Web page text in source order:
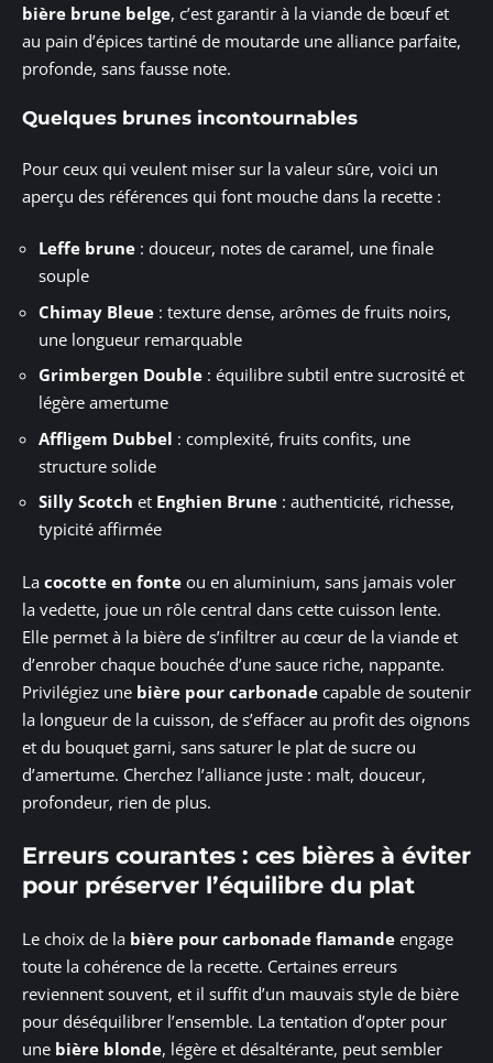
bière brune belge, c’est garantir à la viande de bœuf et
au pain d’épices tartiné de moutarde une alliance parfaite,
profonde, sans fausse note.
Quelques brunes incontournables
Pour ceux qui veulent miser sur la valeur sûre, voici un
aperçu des références qui font mouche dans la recette :
Leffe brune : douceur, notes de caramel, une finale
souple
Chimay Bleue : texture dense, arômes de fruits noirs,
une longueur remarquable
Grimbergen Double : équilibre subtil entre sucrosité et
légère amertume
Affligem Dubbel : complexité, fruits confits, une
structure solide
Silly Scotch et Enghien Brune : authenticité, richesse,
typicité affirmée
La cocotte en fonte ou en aluminium, sans jamais voler
la vedette, joue un rôle central dans cette cuisson lente.
Elle permet à la bière de s’infiltrer au cœur de la viande et
d’enrober chaque bouchée d’une sauce riche, nappante.
Privilégiez une bière pour carbonade capable de soutenir
la longueur de la cuisson, de s’effacer au profit des oignons
et du bouquet garni, sans saturer le plat de sucre ou
d’amertume. Cherchez l’alliance juste : malt, douceur,
profondeur, rien de plus.
Erreurs courantes : ces bières à éviter
pour préserver l’équilibre du plat
Le choix de la bière pour carbonade flamande engage
toute la cohérence de la recette. Certaines erreurs
reviennent souvent, et il suffit d’un mauvais style de bière
pour déséquilibrer l’ensemble. La tentation d’opter pour
une bière blonde, légère et désaltérante, peut sembler